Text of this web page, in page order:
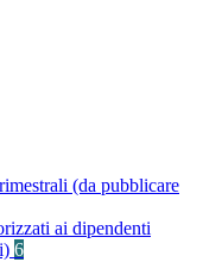
(da pubblicare
ai dipendenti
6